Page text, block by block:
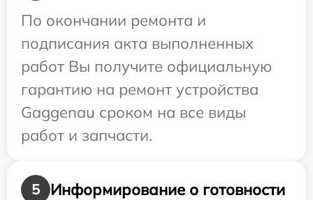
По окончании ремонта и
подписания акта выполненных
работ Вы получите официальную
гарантию на ремонт устройства
Gaggenau сроком на все виды
работ и запчасти.
5
Информирование о готовности